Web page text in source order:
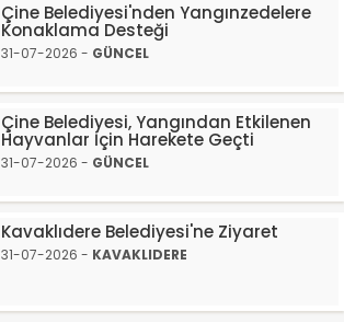
Çine Belediyesi'nden Yangınzedelere
Konaklama Desteği
31-07-2026 - GÜNCEL
Çine Belediyesi, Yangından Etkilenen
Hayvanlar İçin Harekete Geçti
31-07-2026 - GÜNCEL
Kavaklıdere Belediyesi'ne Ziyaret
31-07-2026 - KAVAKLIDERE